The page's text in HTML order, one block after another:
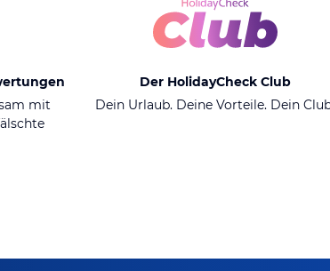
mit
Der HolidayCheck Club
Dein Urlaub. Deine Vorteile. Dein